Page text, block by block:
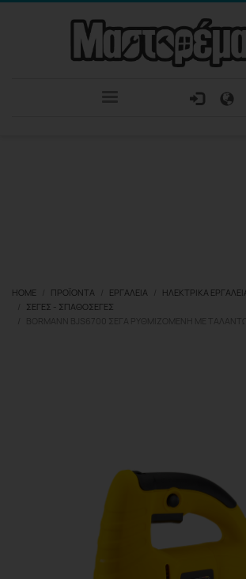
HOME ΠΡΟΪΌΝΤΑ ΕΡΓΑΛΕΊΑ
ΗΛΕΚΤΡΙΚΆ
ΣΈΓΕΣ - ΣΠΑΘΌΣΕΓΕΣ
BORMANN BJS6700 ΣΈΓΑ ΡΥΘΜΙΖΌΜΕΝΗ ΜΕ